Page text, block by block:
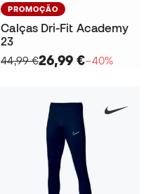
PROMOÇÃO
Calças Dri-Fit Academy
23
44,99 €26,99 €−40%